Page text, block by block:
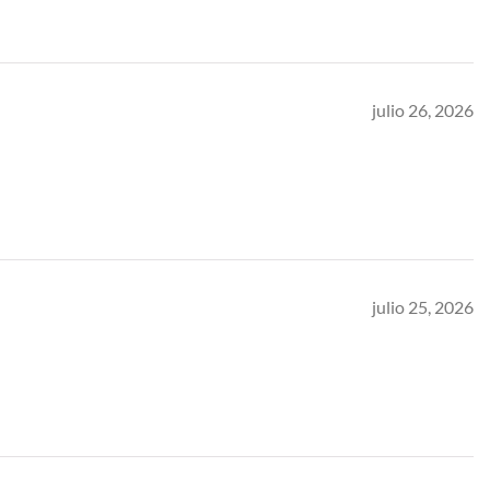
julio 26, 2026
julio 25, 2026